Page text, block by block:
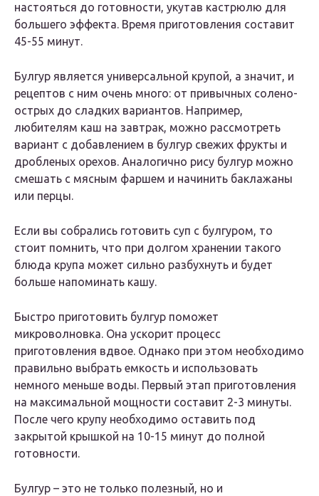
настояться до готовности, укутав кастрюлю для
большего эффекта. Время приготовления составит
45-55 минут.
Булгур является универсальной крупой, а значит, и
рецептов с ним очень много: от привычных солено-
острых до сладких вариантов. Например,
любителям каш на завтрак, можно рассмотреть
вариант с добавлением в булгур свежих фрукты и
дробленых орехов. Аналогично рису булгур можно
смешать с мясным фаршем и начинить баклажаны
или перцы.
Если вы собрались готовить суп с булгуром, то
стоит помнить, что при долгом хранении такого
блюда крупа может сильно разбухнуть и будет
больше напоминать кашу.
Быстро приготовить булгур поможет
микроволновка. Она ускорит процесс
приготовления вдвое. Однако при этом необходимо
правильно выбрать емкость и использовать
немного меньше воды. Первый этап приготовления
на максимальной мощности составит 2-3 минуты.
После чего крупу необходимо оставить под
закрытой крышкой на 10-15 минут до полной
готовности.
Булгур – это не только полезный, но и